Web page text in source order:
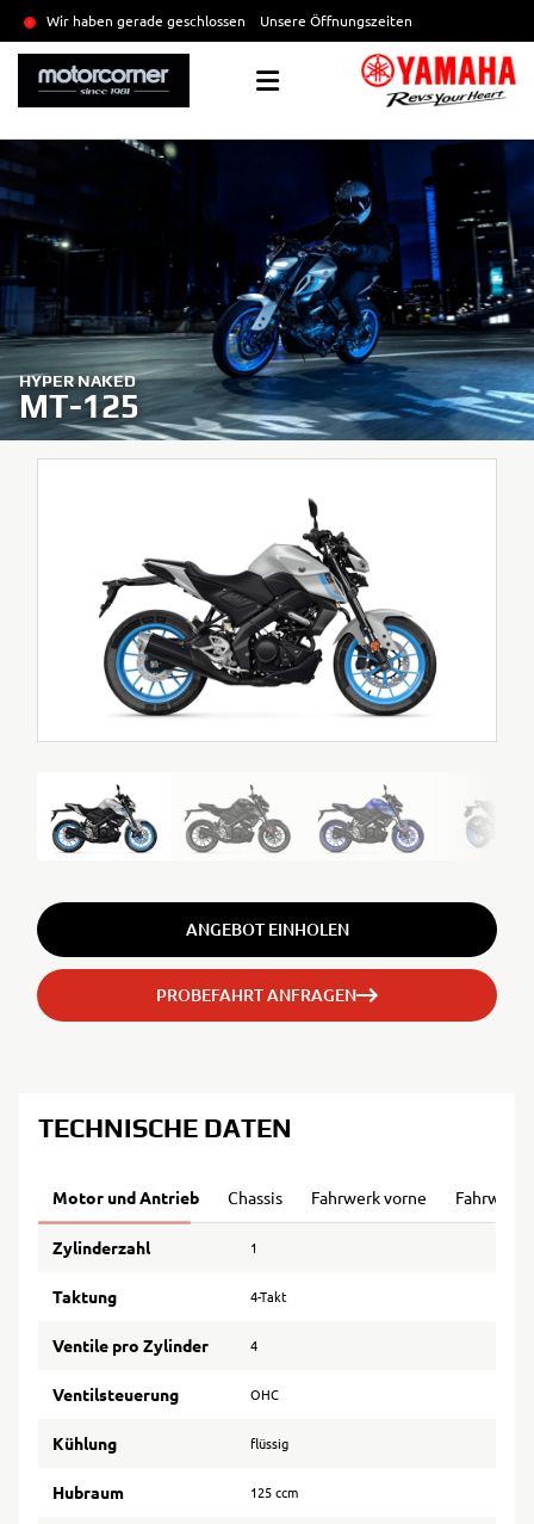
Wir haben gerade geschlossen Unsere Öffnungszeiten
HYPER NAKED
MT-125
ANGEBOT EINHOLEN
PROBEFAHRT ANFRAGEN
TECHNISCHE DATEN
Motor und Antrieb Chassis Fahrwerk vorne Fahrwerk
Zylinderzahl 1
Taktung 4-Takt
Ventile pro Zylinder 4
Ventilsteuerung OHC
Kühlung flüssig
Hubraum 125 ccm